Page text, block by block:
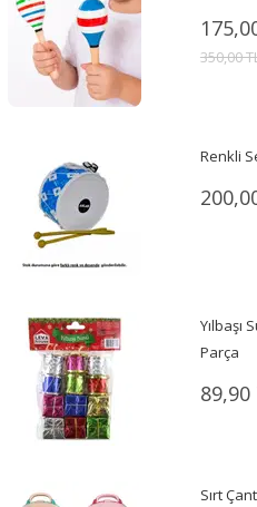
350,00
Renkli
Yılbaşı
Parça
89,90
Sırt